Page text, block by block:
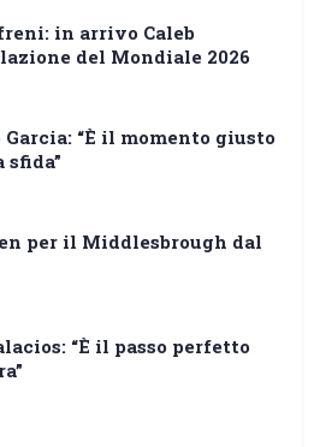
in arrivo Caleb
del Mondiale 2026
“È il momento giusto
sfida”
per il Middlesbrough dal
“È il passo perfetto